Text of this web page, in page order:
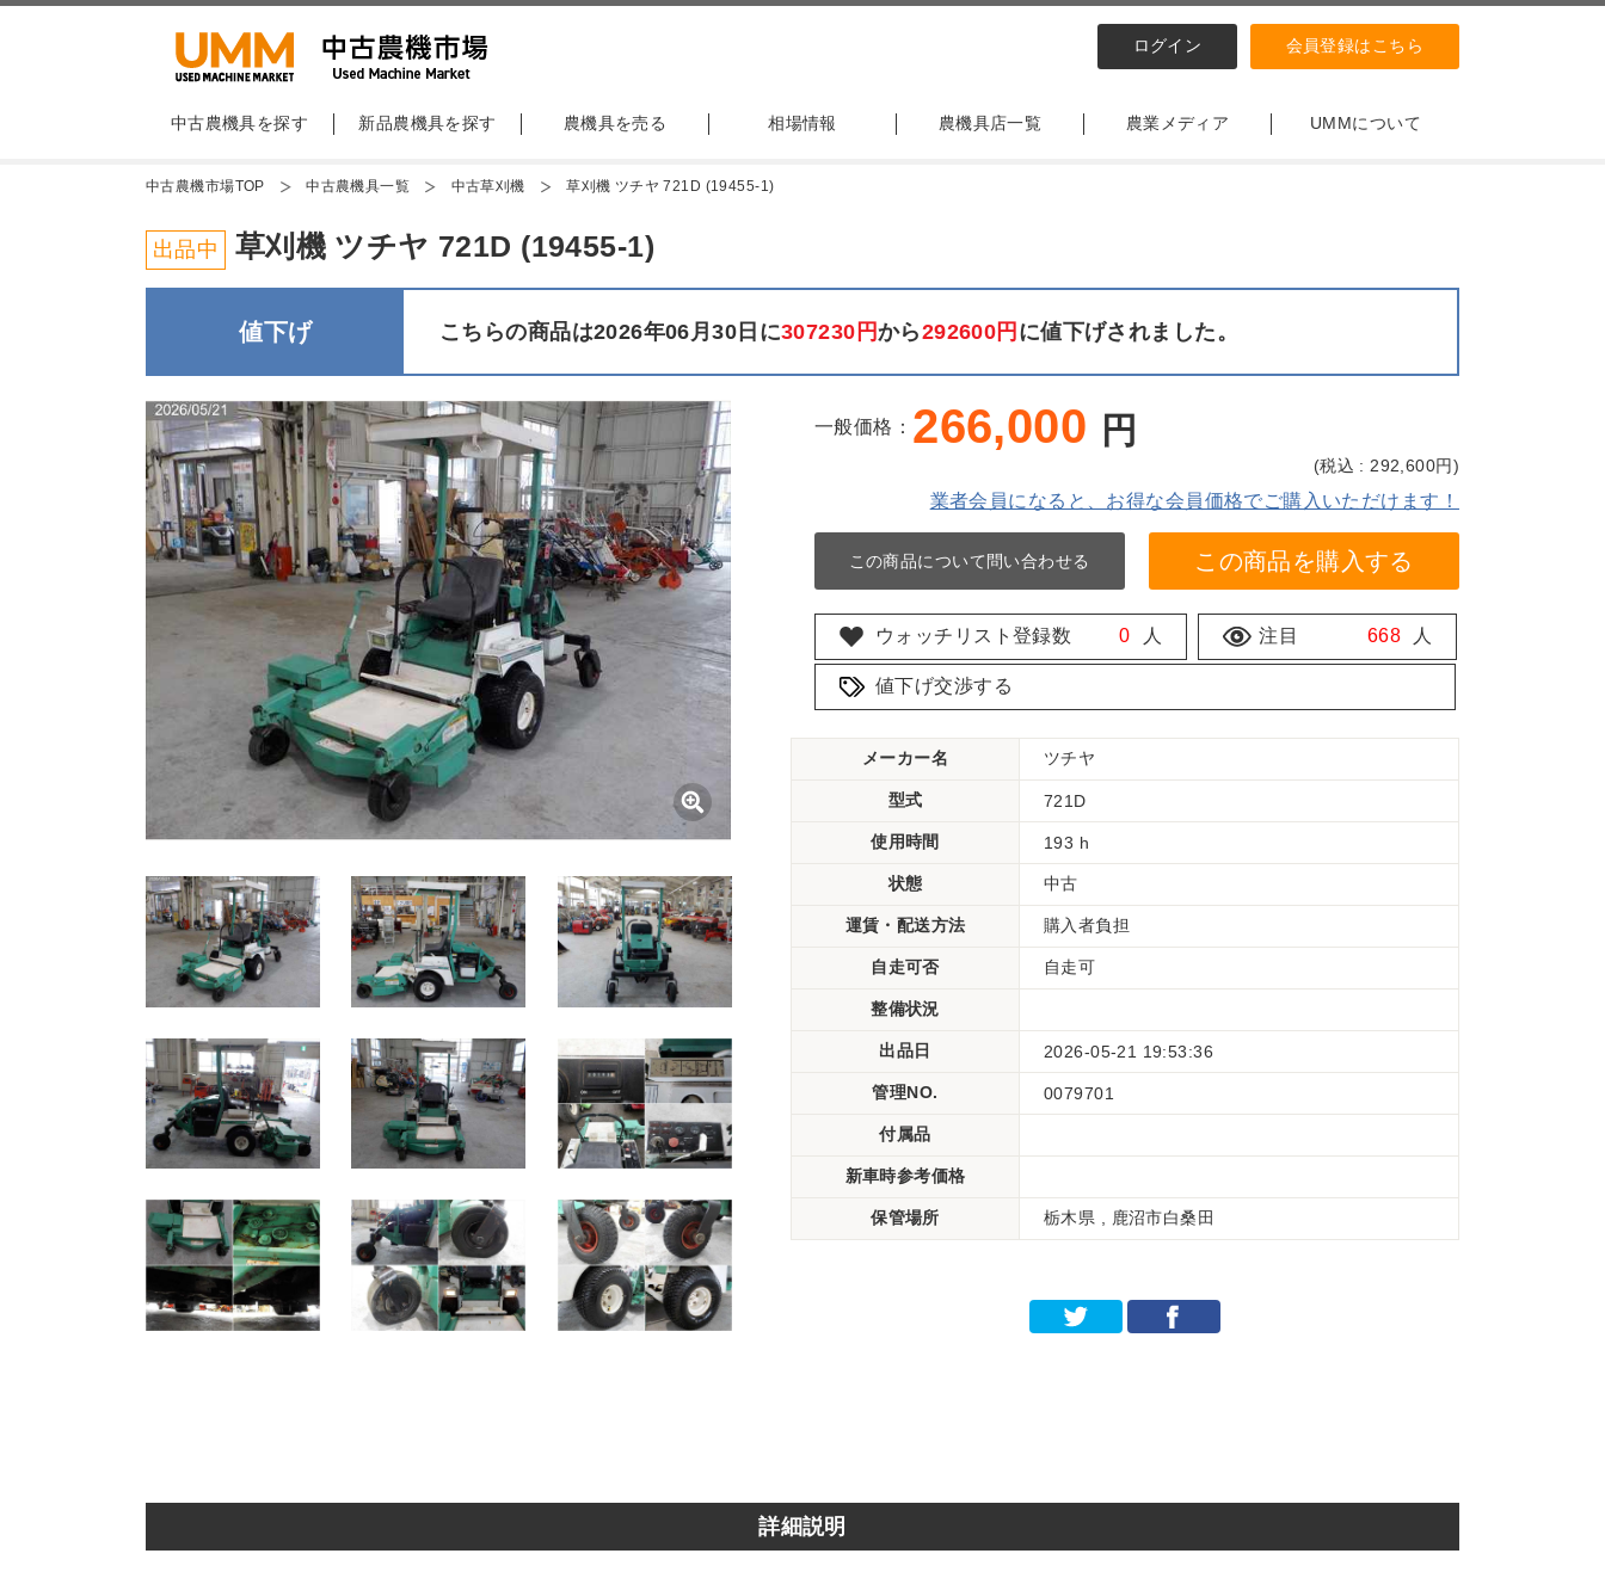
ログイン 会員登録はこちら
中古農機具を探す 新品農機具を探す 農機具を売る 相場情報 農機具店一覧 農業メディア UMMについて
中古農機市場TOP 中古農機具一覧 中古草刈機 草刈機 ツチヤ 721D (19455-1)
出品中 草刈機 ツチヤ 721D (19455-1)
値下げ こちらの商品は2026年06月30日に307230円から292600円 に値下げされました。
一般価格： 266,000 円
(税込 : 292,600円)
業者会員になると、お得な会員価格でご購入いただけます！
この商品について問い合わせる この商品を購入する
ウォッチリスト登録数 0 人 注目 668 人
値下げ交渉する
メーカー名 ツチヤ
型式 721D
使用時間 193 h
状態 中古
運賃・配送方法 購入者負担
自走可否 自走可
整備状況
出品日 2026-05-21 19:53:36
管理NO. 0079701
付属品
新車時参考価格
保管場所 栃木県 , 鹿沼市白桑田
詳細説明